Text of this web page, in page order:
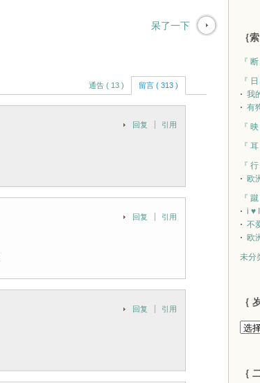
呆了一下
通告 ( 13 ) 留言 ( 313 )
回复 引用
回复 引用
回复 引用
｛
『
『
我
有
『
『
『
欧
『
i ♥
不
欧
未分
｛
｛